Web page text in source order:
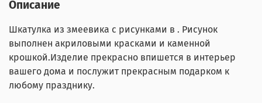
Описание
Шкатулка из змеевика с рисунками в . Рисунок
выполнен акриловыми красками и каменной
крошкой.Изделие прекрасно впишется в интерьер
вашего дома и послужит прекрасным подарком к
любому празднику.